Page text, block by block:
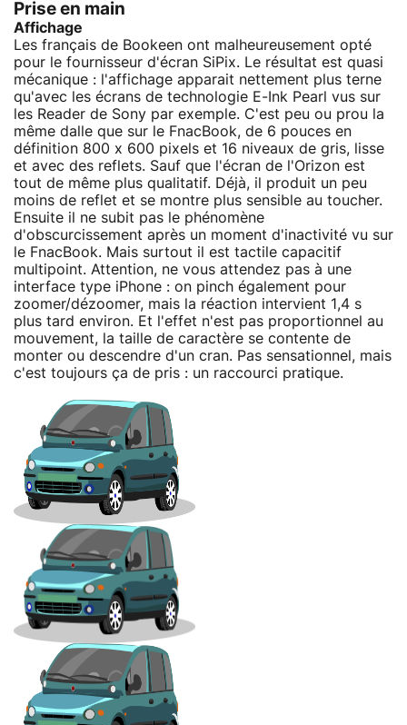
Prise en main
Affichage
Les français de Bookeen ont malheureusement opté
pour le fournisseur d'écran SiPix. Le résultat est quasi
mécanique : l'affichage apparait nettement plus terne
qu'avec les écrans de technologie E-Ink Pearl vus sur
les Reader de Sony par exemple. C'est peu ou prou la
même dalle que sur le FnacBook, de 6 pouces en
définition 800 x 600 pixels et 16 niveaux de gris, lisse
et avec des reflets. Sauf que l'écran de l'Orizon est
tout de même plus qualitatif. Déjà, il produit un peu
moins de reflet et se montre plus sensible au toucher.
Ensuite il ne subit pas le phénomène
d'obscurcissement après un moment d'inactivité vu sur
le FnacBook. Mais surtout il est tactile capacitif
multipoint. Attention, ne vous attendez pas à une
interface type iPhone : on pinch également pour
zoomer/dézoomer, mais la réaction intervient 1,4 s
plus tard environ. Et l'effet n'est pas proportionnel au
mouvement, la taille de caractère se contente de
monter ou descendre d'un cran. Pas sensationnel, mais
c'est toujours ça de pris : un raccourci pratique.